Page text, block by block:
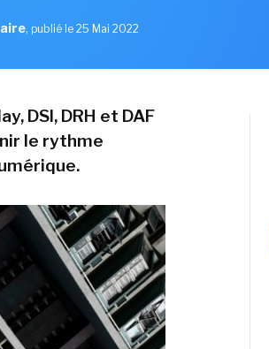
, publié le 25 Mai 2022
DSI, DRH et DAF
le rythme